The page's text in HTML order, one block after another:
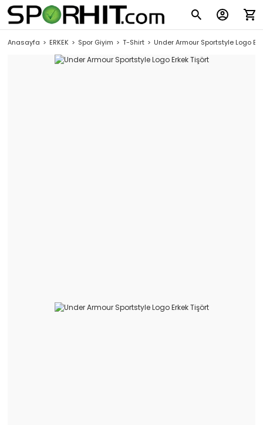
Anasayfa ERKEK Spor Giyim T-Shirt Under Armour Sportstyle Logo